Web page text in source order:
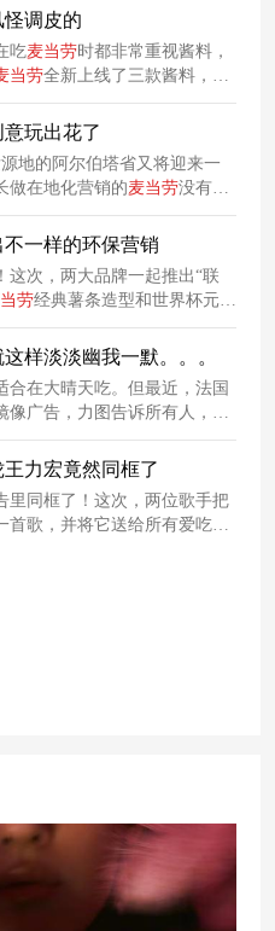
，肯德基和
调皮的
吃麦当劳时都非常重视酱料，
当劳全新上线了三款酱料，并
谐彰显酱料的地位。
玩出花了
地的阿尔伯塔省又将迎来一
做在地化营销的麦当劳没有错
意海报，力图将其品牌融入到
一样的环保营销
这次，两大品牌一起推出“联
劳经典薯条造型和世界杯元
实用性和环保意义，玩出不一
样淡淡幽我一默。。。
在大晴天吃。但最近，法国
广告，力图告诉所有人，任
。
力宏竟然同框了
里同框了！这次，两位歌手把
歌，并将它送给所有爱吃薯